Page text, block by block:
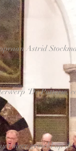
Astrid
‘De Potterie,
meer gemeld op de